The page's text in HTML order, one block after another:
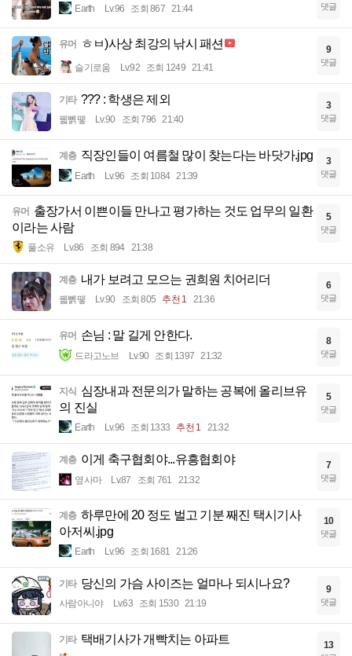
Earth Lv.96 조회 867 21:44 댓글
유머 ㅎㅂ)사상 최강의 낚시 패션
슬기로움 Lv.92 조회 1249 21:41
9
댓글
기타 ??? : 학생은 제외
꿻뻵뗗 Lv.90 조회 796 21:40
3
댓글
계층 직장인들이 여름철 많이 찾는다는 바닷가.jpg
Earth Lv.96 조회 1084 21:39
3
댓글
유머 출장가서 이쁜이들 만나고 평가하는 것도 업무의 일환
이라는 사람
풀소유 Lv.86 조회 894 21:38
5
댓글
계층 내가 보려고 모으는 권희원 치어리더
꿻뻵뗗 Lv.90 조회 805 추천 1 21:36
6
댓글
유머 손님 : 말 길게 안한다.
드라고노브 Lv.90 조회 1397 21:32
8
댓글
지식 심장내과 전문의가 말하는 공복에 올리브유
의 진실
Earth Lv.96 조회 1333 추천 1 21:32
5
댓글
계층 이게 축구협회야...유흥협회야
옆사마 Lv.87 조회 761 21:32
7
댓글
계층 하루만에 20 정도 벌고 기분 째진 택시기사
아저씨.jpg
Earth Lv.96 조회 1681 21:26
10
댓글
기타 당신의 가슴 사이즈는 얼마나 되시나요?
사람아니야 Lv.63 조회 1530 21:19
9
댓글
기타 택배기사가 개빡치는 아파트 13